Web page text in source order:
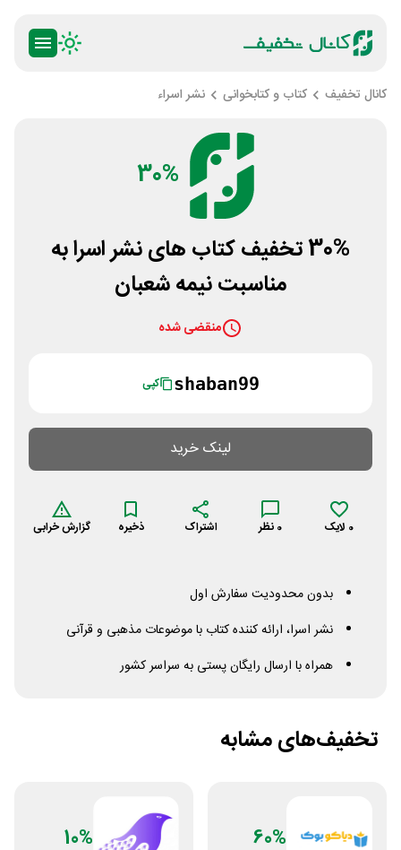
کانال تخفیف کتاب و کتابخوانی نشر اسراء
30%
30% تخفیف کتاب های نشر اسرا به
مناسبت نیمه شعبان
منقضی شده
shaban99 کپی
لینک خرید
0 لایک 0 نظر اشتراک ذخیره گزارش خرابی
بدون محدودیت سفارش اول
نشر اسرا، ارائه کننده کتاب با موضوعات مذهبی و قرآنی
همراه با ارسال رایگان پستی به سراسر کشور
تخفیف‌های مشابه
60%
10%